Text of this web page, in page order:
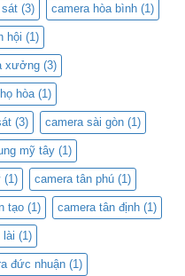
sát (3) camera hòa bình (1)
hội (1)
xưởng (3)
hòa (1)
(3) camera sài gòn (1)
mỹ tây (1)
(1) camera tân phú (1)
tạo (1) camera tân định (1)
lài (1)
đức nhuận (1)